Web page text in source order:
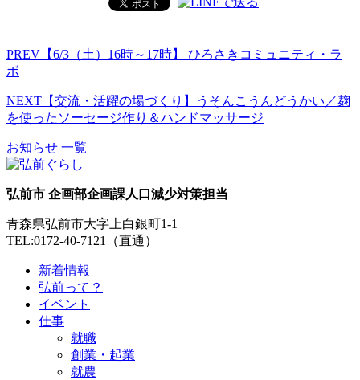
PREV 【6/3（土）16時～17時】 ひろさきコミュニティ・ラ
ボ
NEXT 【交流・活躍の場づくり】うそんこうんどうかい／麹
を使ったソーセージ作り＆ハンドマッサージ
お知らせ 一覧
弘前市 企画部企画課人口減少対策担当
青森県弘前市大字上白銀町1-1
TEL:0172-40-7121（直通）
新着情報
弘前って？
イベント
仕事
就職
創業・起業
就農